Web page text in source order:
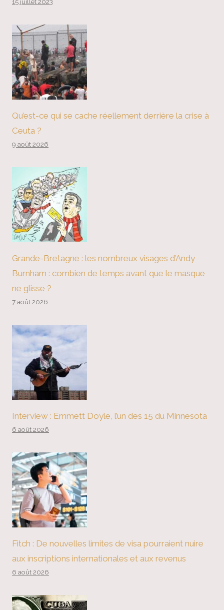
Qu’est-ce qui se cache réellement derrière la crise à
Ceuta ?
9 août 2026
Grande-Bretagne : les nombreux visages d’Andy
Burnham : combien de temps avant que le masque
ne glisse ?
7 août 2026
Interview : Emmett Doyle, l’un des 15 du Minnesota
6 août 2026
Fitch : De nouvelles limites de visa pourraient nuire
aux inscriptions internationales et aux revenus
6 août 2026